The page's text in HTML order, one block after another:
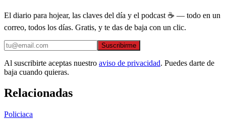
El diario para hojear, las claves del día y el podcast ☕ — todo en un
correo, todos los días. Gratis, y te das de baja con un clic.
Suscribirme
Al suscribirte aceptas nuestro aviso de privacidad. Puedes darte de
baja cuando quieras.
Relacionadas
Policiaca